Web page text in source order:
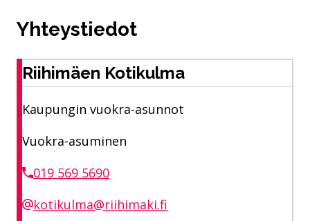
Yhteystiedot
Riihimäen Kotikulma
Kaupungin vuokra-asunnot
Vuokra-asuminen
019 569 5690
kotikulma@riihimaki.fi